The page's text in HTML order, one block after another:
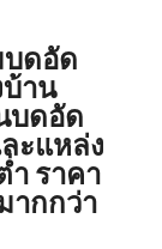
ดอัด
าน
บดอัด
ะแหล่ง
ำ ราคา
ากกว่า